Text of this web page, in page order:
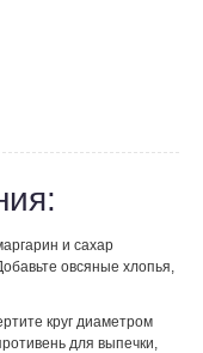
и сахар
овсяные хлопья,
круг диаметром
для выпечки,